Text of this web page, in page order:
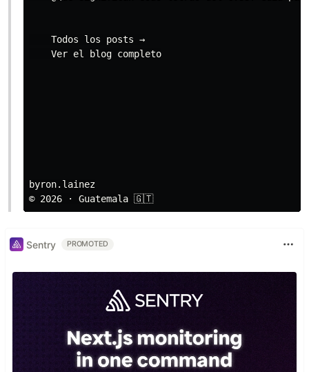
    Todos los posts →
    Ver el blog completo
byron.lainez
Sentry PROMOTED